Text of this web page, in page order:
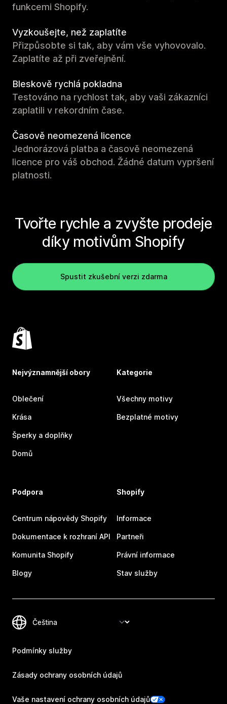
funkcemi Shopify.
Vyzkoušejte, než zaplatíte
Přizpůsobte si tak, aby vám vše vyhovovalo.
Zaplatíte až při zveřejnění.
Bleskově rychlá pokladna
Testováno na rychlost tak, aby vaši zákazníci
zaplatili v rekordním čase.
Časově neomezená licence
Jednorázová platba a časově neomezená
licence pro váš obchod. Žádné datum vypršení
platnosti.
Tvořte rychle a zvyšte prodeje
díky motivům Shopify
Spustit zkušební verzi zdarma
Nejvýznamnější obory
Oblečení
Krása
Šperky a doplňky
Domů
Kategorie
Všechny motivy
Bezplatné motivy
Podpora
Centrum nápovědy Shopify
Dokumentace k rozhraní API
Komunita Shopify
Blogy
Shopify
Informace
Partneři
Právní informace
Stav služby
Podmínky služby
Zásady ochrany osobních údajů
Vaše nastavení ochrany osobních údajů